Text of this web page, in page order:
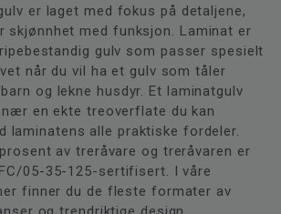
er laget med fokus på detaljene,
skjønnhet med funksjon. Laminat er
gulv som passer spesielt
når du vil ha et gulv som tåler
og lekne husdyr. Et laminatgulv
en ekte treoverflate du kan
laminatens alle praktiske fordeler.
av treråvare og treråvaren er
05-35-125-sertifisert. I våre
finner du de fleste formater av